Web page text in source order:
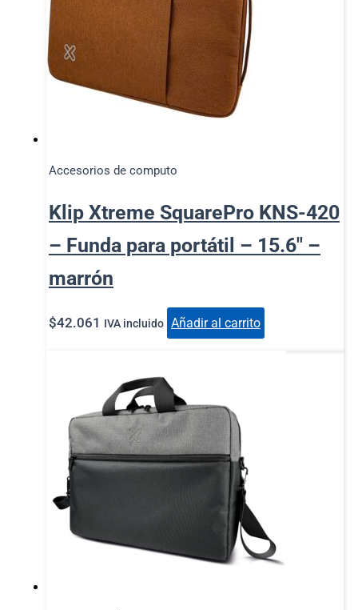
Accesorios de computo
Klip Xtreme SquarePro KNS-420
– Funda para portátil – 15.6″ –
marrón
$42.061 IVA incluido Añadir al carrito